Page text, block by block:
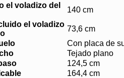
el voladizo del
140 cm
el voladizo
73,6 cm
Con placa de
Tejado plano
124,5 cm
164,4 cm